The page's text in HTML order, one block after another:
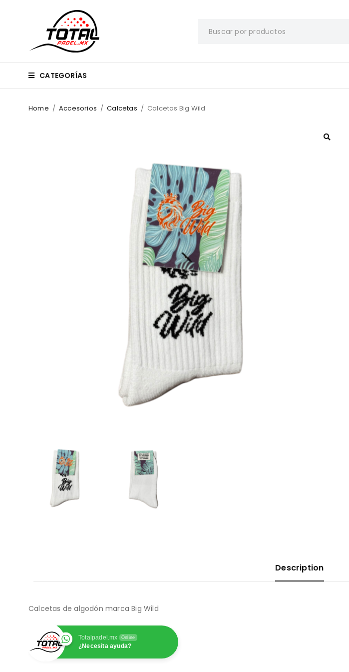
CATEGORÍAS
Home / Accesorios / Calcetas / Calcetas Big Wild
Description
Calcetas de algodón marca Big Wild
Totalpadel.mx Online
¿Necesita ayuda?